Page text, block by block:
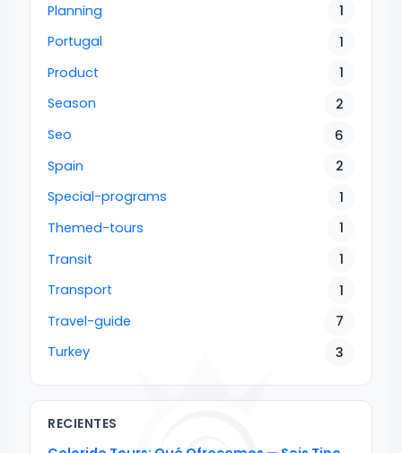
Planning
1
Portugal
1
Product
1
Season
2
Seo
6
Spain
2
Special-programs
1
Themed-tours
1
Transit
1
Transport
1
Travel-guide
7
Turkey
3
RECIENTES